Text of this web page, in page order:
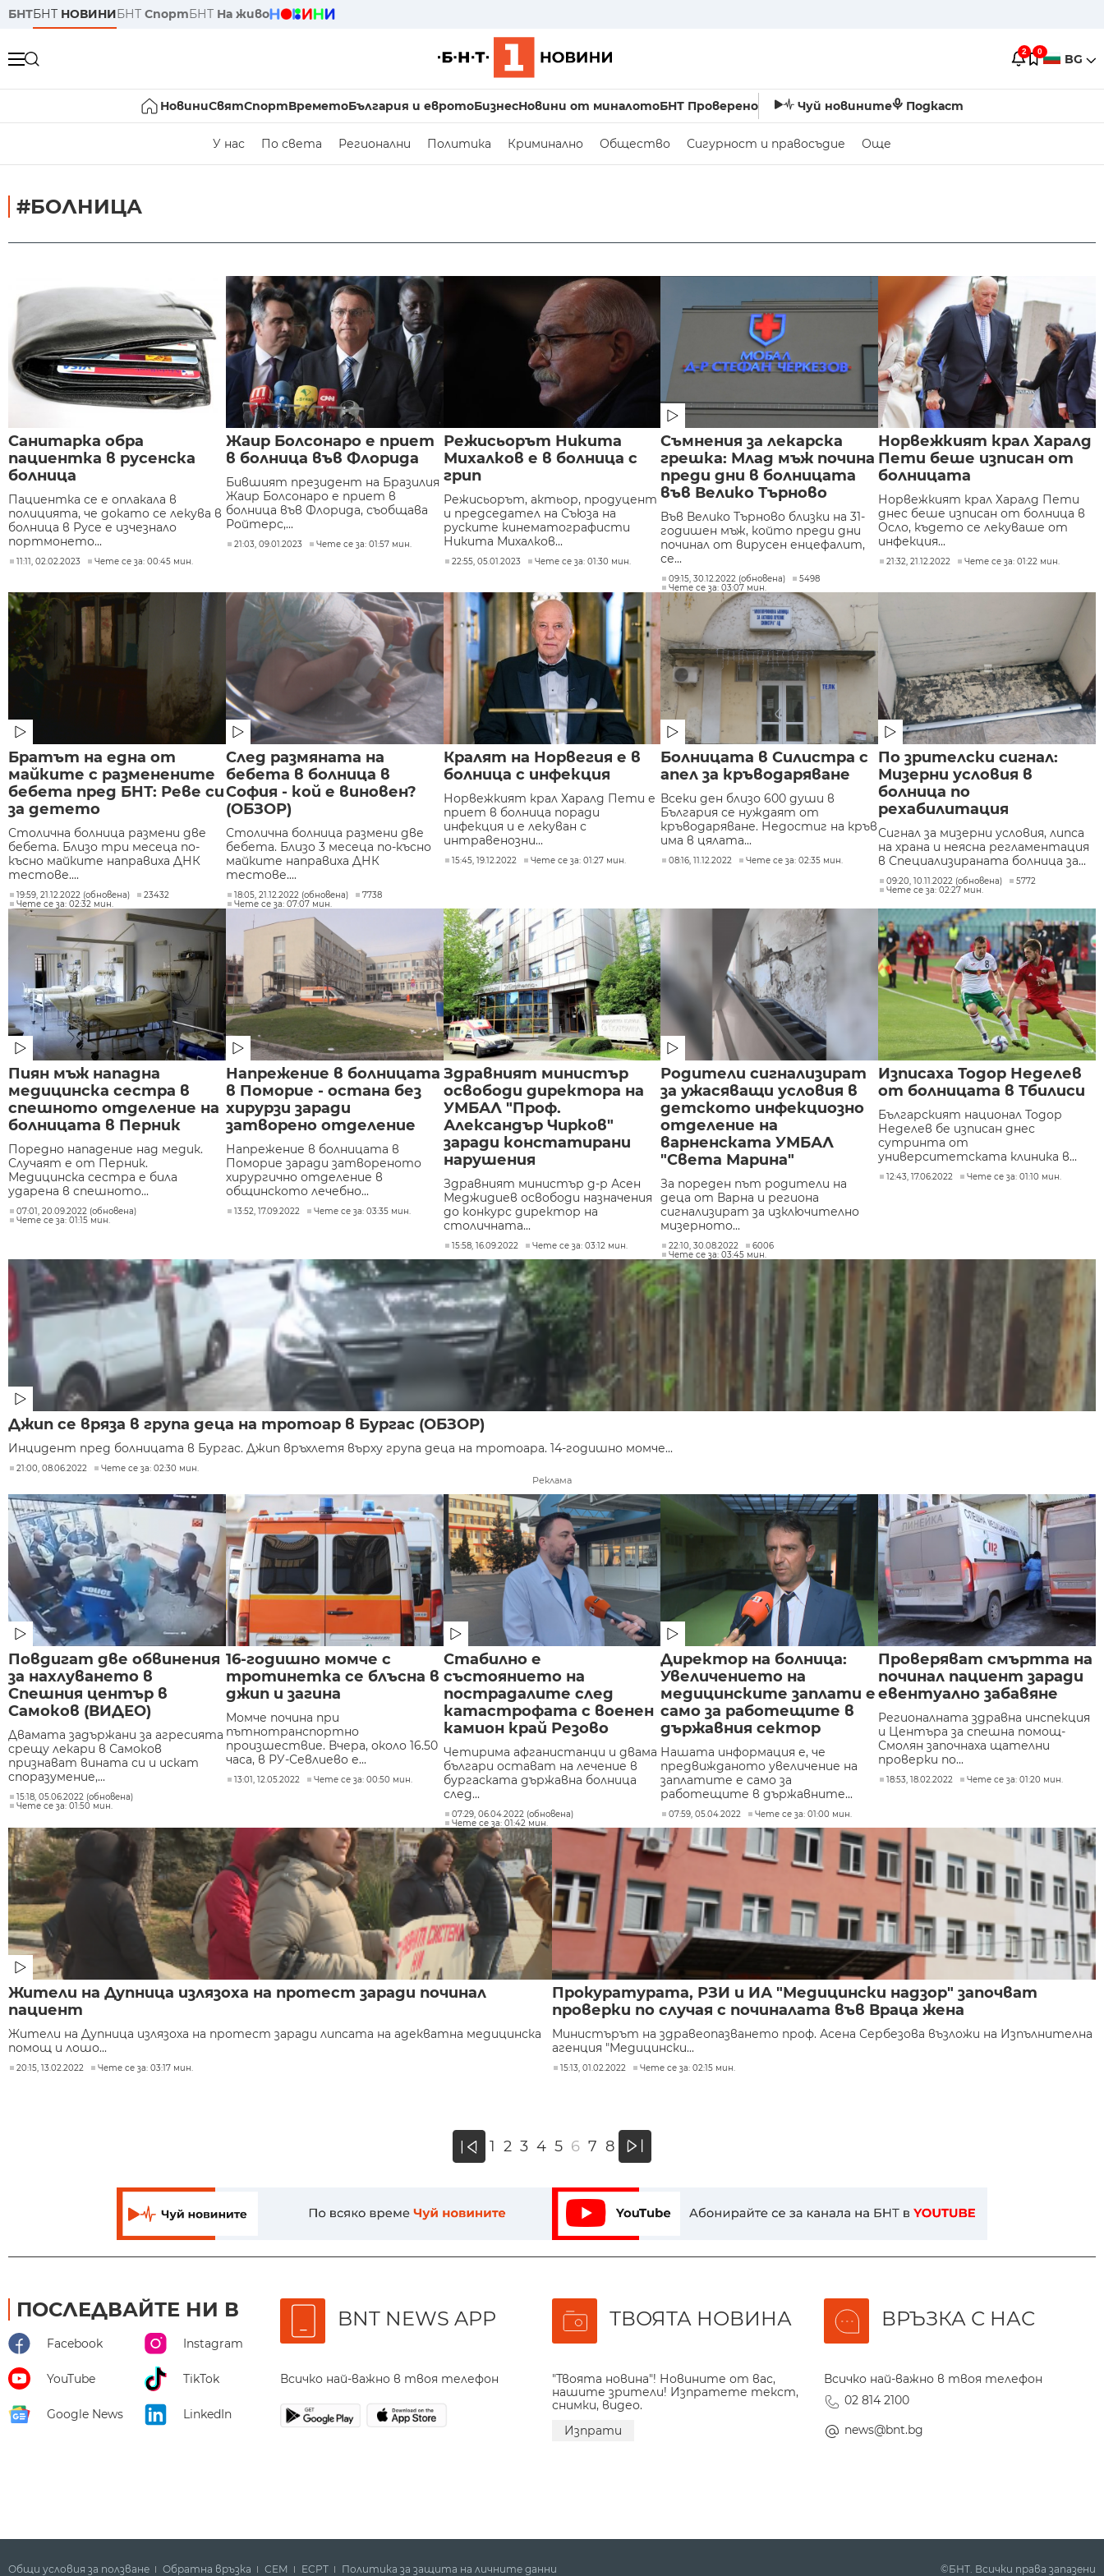
БНТБНТ НОВИНИБНТ СпортБНТ На живо
2 0 BG
НовиниСвятСпортВреметоБългария и евротоБизнесНовини от миналотоБНТ Проверено Чуй новините Подкаст
У нас По света Регионални Политика Криминално Общество Сигурност и правосъдие Още
#БОЛНИЦА
Санитарка обра
пациентка в русенска
болница
Пациентка се е оплакала в
полицията, че докато се лекува в
болница в Русе е изчезнало
портмонето...
11:11, 02.02.2023 Чете се за: 00:45 мин.
Жаир Болсонаро е приет
в болница във Флорида
Бившият президент на Бразилия
Жаир Болсонаро е приет в
болница във Флорида, съобщава
Ройтерс,...
21:03, 09.01.2023 Чете се за: 01:57 мин.
Режисьорът Никита
Михалков е в болница с
грип
Режисьорът, актьор, продуцент
и председател на Съюза на
руските кинематографисти
Никита Михалков...
22:55, 05.01.2023 Чете се за: 01:30 мин.
Съмнения за лекарска
грешка: Млад мъж почина
преди дни в болницата
във Велико Търново
Във Велико Търново близки на 31-
годишен мъж, който преди дни
починал от вирусен енцефалит,
се...
09:15, 30.12.2022 (обновена)
5498
Чете се за: 03:07 мин.
Норвежкият крал Харалд
Пети беше изписан от
болницата
Норвежкият крал Харалд Пети
днес беше изписан от болница в
Осло, където се лекуваше от
инфекция...
21:32, 21.12.2022 Чете се за: 01:22 мин.
Братът на една от
майките с разменените
бебета пред БНТ: Реве си
за детето
Столична болница размени две
бебета. Близо три месеца по-
късно майките направиха ДНК
тестове....
19:59, 21.12.2022 (обновена)
23432
Чете се за: 02:32 мин.
След размяната на
бебета в болница в
София - кой е виновен?
(ОБЗОР)
Столична болница размени две
бебета. Близо 3 месеца по-късно
майките направиха ДНК
тестове....
18:05, 21.12.2022 (обновена)
7738
Чете се за: 07:07 мин.
Кралят на Норвегия е в
болница с инфекция
Норвежкият крал Харалд Пети е
приет в болница поради
инфекция и е лекуван с
интравенозни...
15:45, 19.12.2022 Чете се за: 01:27 мин.
Болницата в Силистра с
апел за кръводаряване
Всеки ден близо 600 души в
България се нуждаят от
кръводаряване. Недостиг на кръв
има в цялата...
08:16, 11.12.2022 Чете се за: 02:35 мин.
По зрителски сигнал:
Мизерни условия в
болница по
рехабилитация
Сигнал за мизерни условия, липса
на храна и неясна регламентация
в Специализираната болница за...
09:20, 10.11.2022 (обновена)
5772
Чете се за: 02:27 мин.
Пиян мъж нападна
медицинска сестра в
спешното отделение на
болницата в Перник
Поредно нападение над медик.
Случаят е от Перник.
Медицинска сестра е била
ударена в спешното...
07:01, 20.09.2022 (обновена)
Чете се за: 01:15 мин.
Напрежение в болницата
в Поморие - остана без
хирурзи заради
затворено отделение
Напрежение в болницата в
Поморие заради затвореното
хирургично отделение в
общинското лечебно...
13:52, 17.09.2022 Чете се за: 03:35 мин.
Здравният министър
освободи директора на
УМБАЛ "Проф.
Александър Чирков"
заради констатирани
нарушения
Здравният министър д-р Асен
Меджидиев освободи назначения
до конкурс директор на
столичната...
15:58, 16.09.2022 Чете се за: 03:12 мин.
Родители сигнализират
за ужасяващи условия в
детското инфекциозно
отделение на
варненската УМБАЛ
"Света Марина"
За пореден път родители на
деца от Варна и региона
сигнализират за изключително
мизерното...
22:10, 30.08.2022
6006
Чете се за: 03:45 мин.
Изписаха Тодор Неделев
от болницата в Тбилиси
Българският национал Тодор
Неделев бе изписан днес
сутринта от
университетската клиника в...
12:43, 17.06.2022 Чете се за: 01:10 мин.
Джип се вряза в група деца на тротоар в Бургас (ОБЗОР)
Инцидент пред болницата в Бургас. Джип връхлетя върху група деца на тротоара. 14-годишно момче...
21:00, 08.06.2022 Чете се за: 02:30 мин.
Реклама
Повдигат две обвинения
за нахлуването в
Спешния център в
Самоков (ВИДЕО)
Двамата задържани за агресията
срещу лекари в Самоков
признават вината си и искат
споразумение,...
15:18, 05.06.2022 (обновена)
Чете се за: 01:50 мин.
16-годишно момче с
тротинетка се блъсна в
джип и загина
Момче почина при
пътнотранспортно
произшествие. Вчера, около 16.50
часа, в РУ-Севлиево е...
13:01, 12.05.2022 Чете се за: 00:50 мин.
Стабилно е
състоянието на
пострадалите след
катастрофата с военен
камион край Резово
Четирима афганистанци и двама
българи остават на лечение в
бургаската държавна болница
след...
07:29, 06.04.2022 (обновена)
Чете се за: 01:42 мин.
Директор на болница:
Увеличението на
медицинските заплати е
само за работещите в
държавния сектор
Нашата информация е, че
предвижданото увеличение на
заплатите е само за
работещите в държавните...
07:59, 05.04.2022 Чете се за: 01:00 мин.
Проверяват смъртта на
починал пациент заради
евентуално забавяне
Регионалната здравна инспекция
и Центъра за спешна помощ-
Смолян започнаха щателни
проверки по...
18:53, 18.02.2022 Чете се за: 01:20 мин.
Жители на Дупница излязоха на протест заради починал
пациент
Жители на Дупница излязоха на протест заради липсата на адекватна медицинска
помощ и лошо...
20:15, 13.02.2022 Чете се за: 03:17 мин.
Прокуратурата, РЗИ и ИА "Медицински надзор" започват
проверки по случая с починалата във Враца жена
Министърът на здравеопазването проф. Асена Сербезова възложи на Изпълнителна
агенция "Медицински...
15:13, 01.02.2022 Чете се за: 02:15 мин.
« 1 2 3 4 5 6 7 8 »
ПОСЛЕДВАЙТЕ НИ В
Facebook Instagram
YouTube TikTok
Google News LinkedIn
BNT NEWS APP
Всичко най-важно в твоя телефон
ТВОЯТА НОВИНА
"Твоята новина"! Новините от вас,
нашите зрители! Изпратете текст,
снимки, видео.
Изпрати
ВРЪЗКА С НАС
Всичко най-важно в твоя телефон
02 814 2100
news@bnt.bg
Общи условия за ползване Обратна връзка СЕМ ECPT Политика за защита на личните данни ©БНТ. Всички права запазени